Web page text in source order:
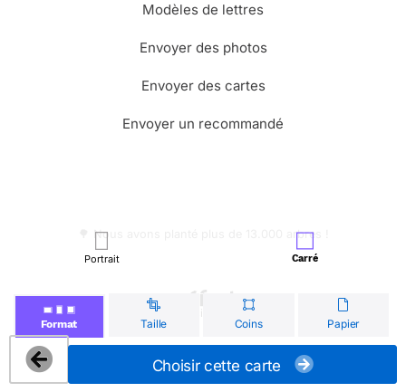
Portrait Carré
Format Taille Coins Papier
Choisir cette carte
Modèles de lettres
Envoyer des photos
Envoyer des cartes
Envoyer un recommandé
🌳 Nous avons planté plus de 13.000 arbres !
© Merci Facteur